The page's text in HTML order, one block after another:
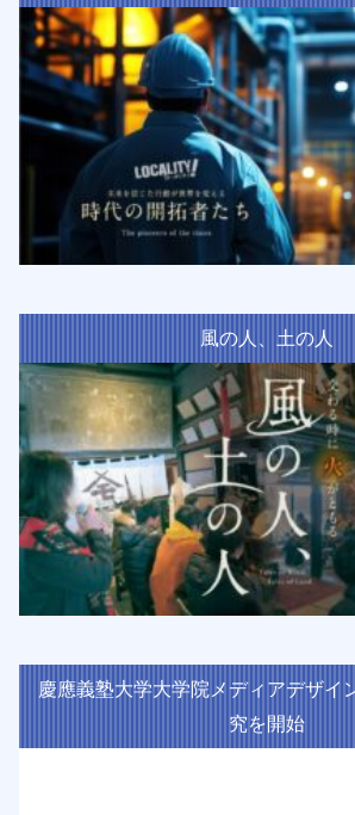
風の人、土の人
慶應義塾大学大学院メディアデザイ
究を開始